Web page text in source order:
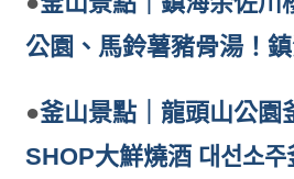
公園、馬鈴薯豬骨湯！
●釜山景點｜龍頭山公園
SHOP大鮮燒酒 대선소